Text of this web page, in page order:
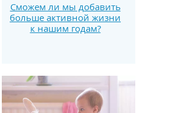
Сможем ли мы добавить
больше активной жизни
к нашим годам?